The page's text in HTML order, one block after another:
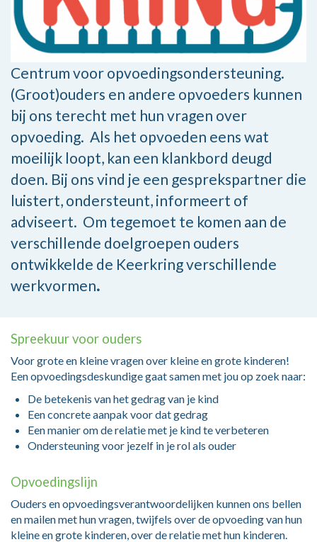
Centrum voor opvoedingsondersteuning.
(Groot)ouders en andere opvoeders kunnen
bij ons terecht met hun vragen over
opvoeding. Als het opvoeden eens wat
moeilijk loopt, kan een klankbord deugd
doen. Bij ons vind je een gesprekspartner die
luistert, ondersteunt, informeert of
adviseert. Om tegemoet te komen aan de
verschillende doelgroepen ouders
ontwikkelde de Keerkring verschillende
werkvormen.
Spreekuur voor ouders
Voor grote en kleine vragen over kleine en grote kinderen!
Een opvoedingsdeskundige gaat samen met jou op zoek naar:
De betekenis van het gedrag van je kind
Een concrete aanpak voor dat gedrag
Een manier om de relatie met je kind te verbeteren
Ondersteuning voor jezelf in je rol als ouder
Opvoedingslijn
Ouders en opvoedingsverantwoordelijken kunnen ons bellen
en mailen met hun vragen, twijfels over de opvoeding van hun
kleine en grote kinderen, over de relatie met hun kinderen.